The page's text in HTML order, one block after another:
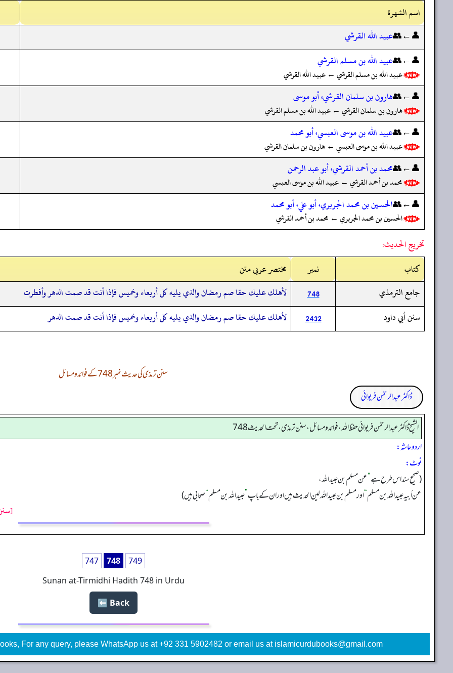
اسم الشهرة
👤←👥عبيد الله القرشي
👤←👥عبيد الله بن مسلم القرشي
عبيد الله بن مسلم القرشي ← عبيد الله القرشي
👤←👥هارون بن سلمان القرشي، أبو موسى
هارون بن سلمان القرشي ← عبيد الله بن مسلم القرشي
👤←👥عبيد الله بن موسى العبسي، أبو محمد
عبيد الله بن موسى العبسي ← هارون بن سلمان القرشي
👤←👥محمد بن أحمد القرشي، أبو عبد الرحمن
محمد بن أحمد القرشي ← عبيد الله بن موسى العبسي
👤←👥الحسين بن محمد الجريري، أبو علي، أبو محمد
الحسين بن محمد الجريري ← محمد بن أحمد القرشي
تخريج الحديث:
کتاب
نمبر
مختصر عربی متن
جامع الترمذي
748
لأهلك عليك حقا صم رمضان والذي يليه كل أربعاء وخميس فإذا أنت قد صمت الدهر وأفطرت
سنن أبي داود
2432 لأهلك عليك حقا صم رمضان والذي يليه كل أربعاء وخميس فإذا أنت قد صمت الدهر
سنن ترمذی کی حدیث نمبر 748 کے فوائد و مسائل
ڈاکٹر عبدالرحمٰن فریوائی
الشیخ ڈاکٹر عبد الرحمٰن فریوائی حفظ اللہ، فوائد و مسائل، سنن ترمذی، تحت الحديث 748
اردو حاشہ:
نوٹ:
(صحیح سند اس طرح ہے”عن مسلم بن عبیداللہ،
عن أبیہ عبیداللہ بن مسلم“اور مسلم بن عبیداللہ لین الحدیث ہیں اور ان کے باپ”عبیداللہ بن مسلم“صحابی ہیں)
747 748
749
Sunan at-Tirmidhi Hadith 748 in Urdu
Back ⬅️
For any query, please WhatsApp us at +92 331 5902482 or email us at islamicurdubooks@gmail.com